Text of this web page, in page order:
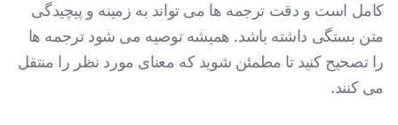
کامل است و دقت ترجمه ها می تواند به زمینه و پیچیدگی
متن بستگی داشته باشد. همیشه توصیه می شود ترجمه ها
را تصحیح کنید تا مطمئن شوید که معنای مورد نظر را منتقل
می کنند.